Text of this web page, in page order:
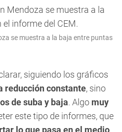
se muestra a la baja entre puntas
siguiendo los gráficos
reducción constante, sino
de suba y baja. Algo muy
este tipo de informes, que
lo que pasa en el medio